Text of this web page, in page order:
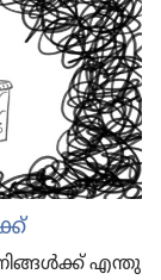
എന്തു